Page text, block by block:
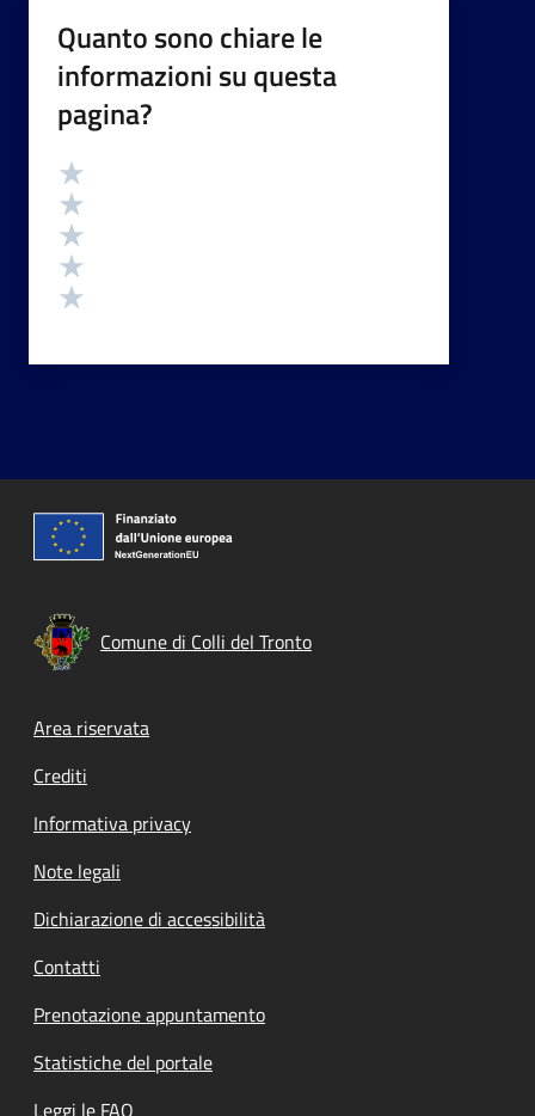
Quanto sono chiare le
informazioni su questa
pagina?
Valutazione
Comune di Colli del Tronto
Footer menu
Area riservata
Crediti
Informativa privacy
Note legali
Dichiarazione di accessibilità
Contatti
Prenotazione appuntamento
Statistiche del portale
Leggi le FAQ